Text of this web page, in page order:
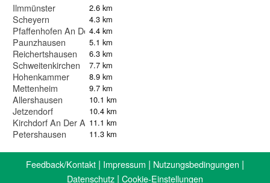
Ilmmünster 2.6 km
Scheyern 4.3 km
Pfaffenhofen An Der Ilm
4.4 km
Paunzhausen 5.1 km
Reichertshausen 6.3 km
Schweitenkirchen 7.7 km
Hohenkammer 8.9 km
Mettenheim 9.7 km
Allershausen 10.1 km
Jetzendorf 10.4 km
Kirchdorf An Der Amper11.1 km
Petershausen 11.3 km
Feedback/Kontakt | Impressum | Nutzungsbedingungen |
Datenschutz | Cookie-Einstellungen